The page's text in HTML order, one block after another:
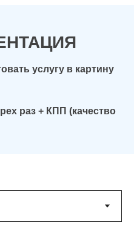
услугу в картину
раз + КПП (качество